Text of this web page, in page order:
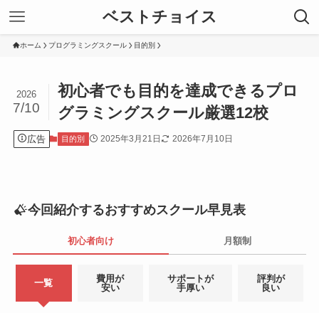
ベストチョイス
ホーム プログラミングスクール 目的別
初心者でも目的を達成できるプロ
グラミングスクール厳選12校
2026
7/10
広告 目的別 2025年3月21日 2026年7月10日
今回紹介するおすすめスクール早見表
初心者向け 月額制
一覧
費用が
安い
サポートが
手厚い
評判が
良い